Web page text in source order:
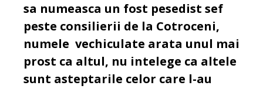
sa numeasca un fost pesedist sef
peste consilierii de la Cotroceni,
numele vechiculate arata unul mai
prost ca altul, nu intelege ca altele
sunt asteptarile celor care l-au